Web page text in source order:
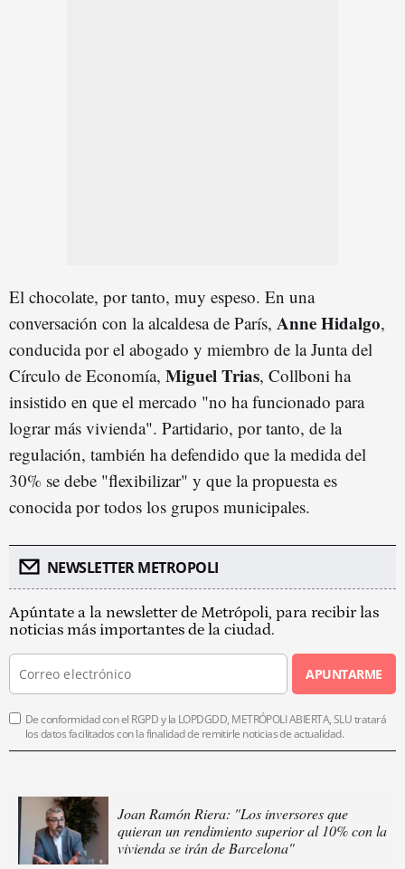
El chocolate, por tanto, muy espeso. En una
conversación con la alcaldesa de París, Anne Hidalgo,
conducida por el abogado y miembro de la Junta del
Círculo de Economía, Miguel Trias, Collboni ha
insistido en que el mercado "no ha funcionado para
lograr más vivienda". Partidario, por tanto, de la
regulación, también ha defendido que la medida del
30% se debe "flexibilizar" y que la propuesta es
conocida por todos los grupos municipales.
NEWSLETTER METROPOLI
Apúntate a la newsletter de Metrópoli, para recibir las
noticias más importantes de la ciudad.
APUNTARME
De conformidad con el RGPD y la LOPDGDD, METRÓPOLI ABIERTA, SLU tratará
los datos facilitados con la finalidad de remitirle noticias de actualidad.
Joan Ramón Riera: "Los inversores que
quieran un rendimiento superior al 10% con la
vivienda se irán de Barcelona"